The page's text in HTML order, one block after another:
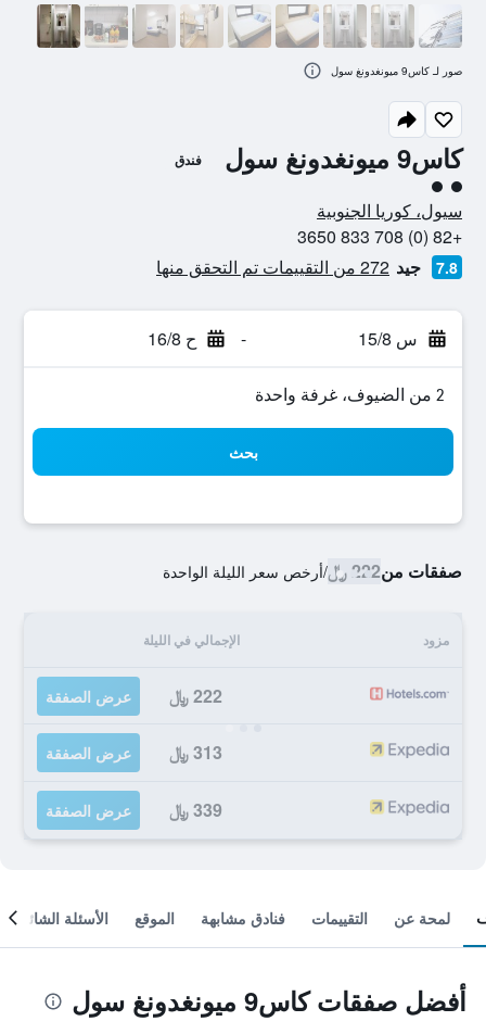
كاس9 ميونغدونغ سول فندق
تقييم فئة 2
سيول، كوريا الجنوبية
+82 (0) 708 833 3650
7.8 جيد 272 من التقييمات تم التحقق منها
س 15/8 - ح 16/8
2 من الضيوف، غرفة واحدة
بحث
صفقات من222 ﷼ /أرخص سعر الليلة الواحدة
مزود الإجمالي في الليلة
222 ﷼ عرض الصفقة
313 ﷼ عرض الصفقة
339 ﷼ عرض الصفقة
صور لـ كاس9 ميونغدونغ سول
لمحة عن التقييمات فنادق مشابهة الموقع الأسئلة الشائعة
أفضل صفقات كاس9 ميونغدونغ سول